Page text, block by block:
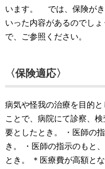
います。
では、保険がき
いった内容があるのでし
で、ご参照ください。
〈保険適応〉
病気や怪我の治療を目的と
ことで、病院にて診察、
要としたとき。
・医師の
き。
・医師の指示のもと
とき。
＊医療費が高額と